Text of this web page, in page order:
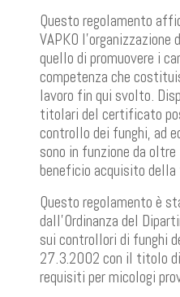
Questo regolamento
VAPKO l'organizzazione
quello di promuovere i
competenza che
lavoro fin qui svolto.
titolari del certificato
controllo dei funghi, ad
sono in funzione da
beneficio acquisito della
Questo regolamento è
dall'Ordinanza del
sui controllori di funghi
27.3.2002 con il titolo
requisiti per micologi